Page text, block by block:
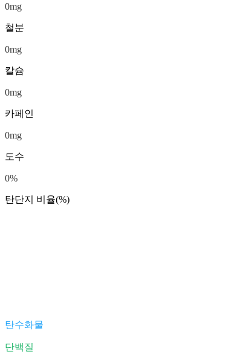
0mg
철분
0mg
칼슘
0mg
카페인
0mg
도수
0%
탄단지 비율(%)
탄수화물
단백질